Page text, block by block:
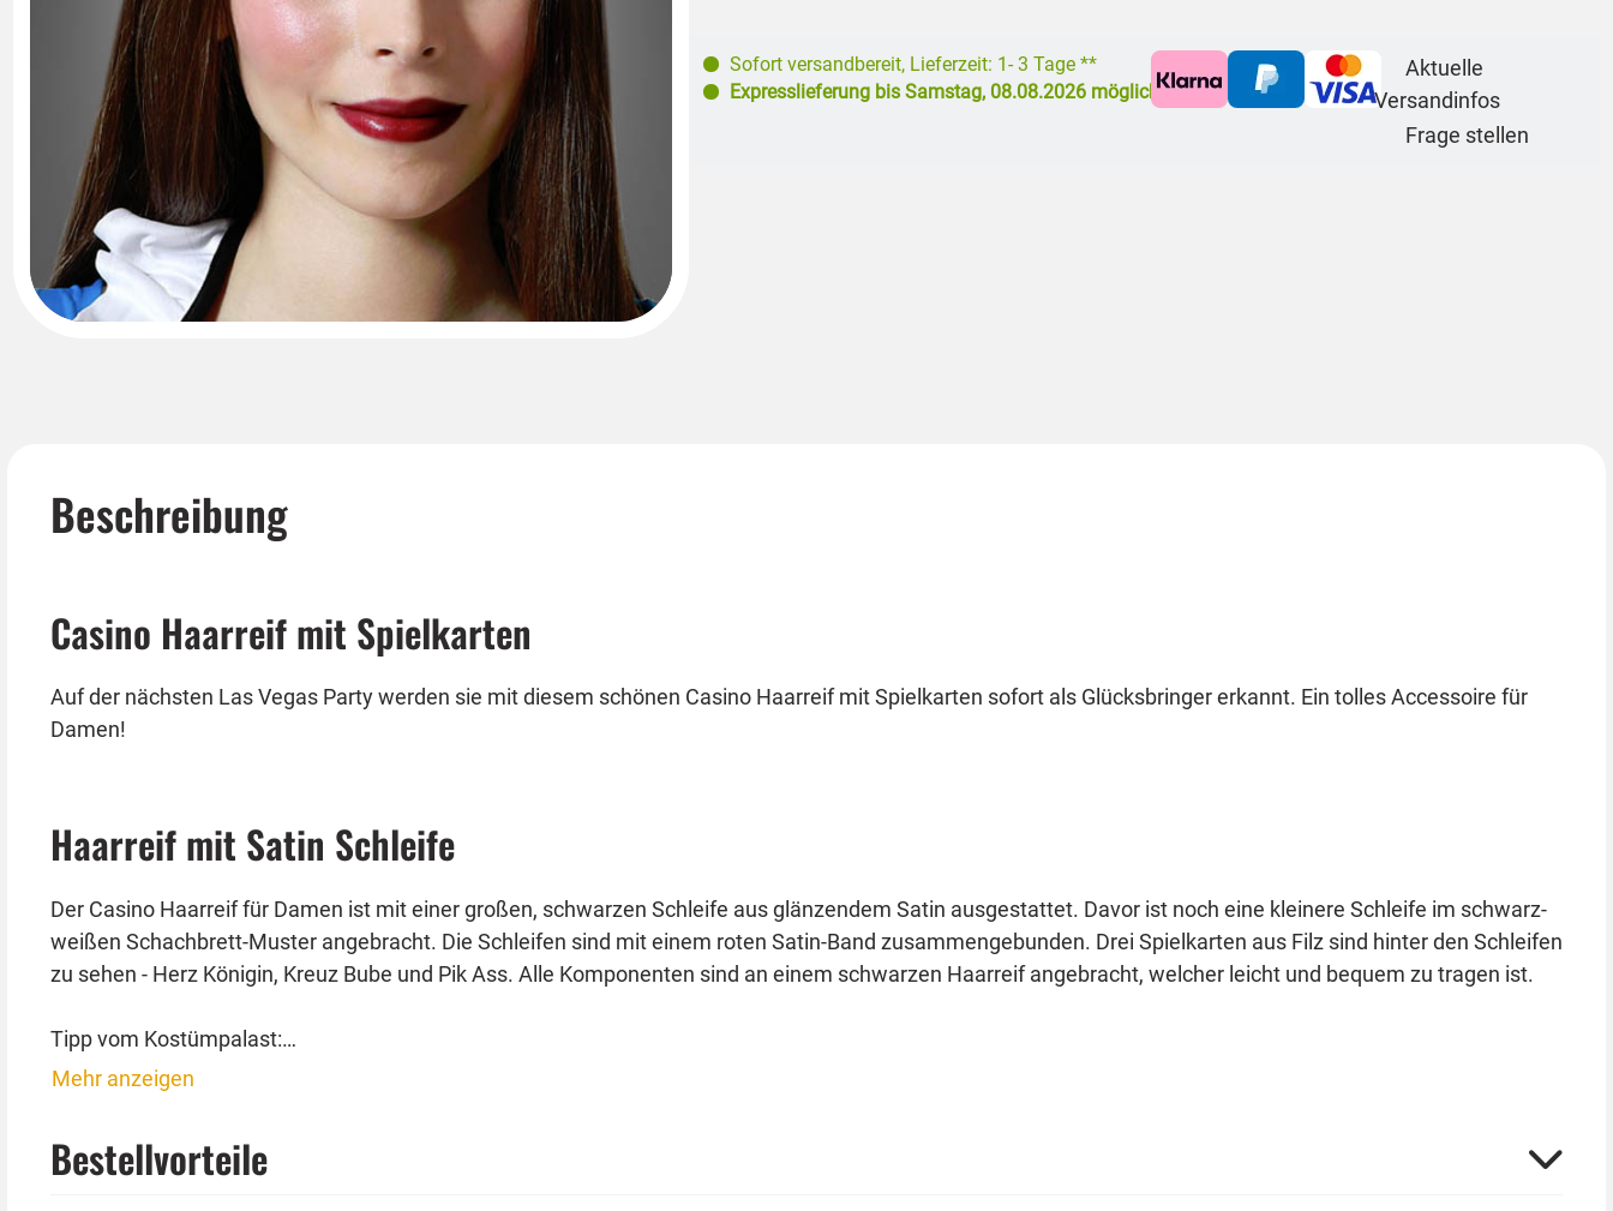
Sofort versandbereit, Lieferzeit: 1- 3 Tage **
Expresslieferung bis Samstag, 08.08.2026 möglich
Aktuelle
Versandinfos
Frage stellen
Beschreibung
Casino Haarreif mit Spielkarten
Auf der nächsten Las Vegas Party werden sie mit diesem schönen Casino Haarreif mit Spielkarten sofort als Glücksbringer erkannt. Ein tolles Accessoire für
Damen!
Haarreif mit Satin Schleife
Der Casino Haarreif für Damen ist mit einer großen, schwarzen Schleife aus glänzendem Satin ausgestattet. Davor ist noch eine kleinere Schleife im schwarz-
weißen Schachbrett-Muster angebracht. Die Schleifen sind mit einem roten Satin-Band zusammengebunden. Drei Spielkarten aus Filz sind hinter den Schleifen
zu sehen - Herz Königin, Kreuz Bube und Pik Ass. Alle Komponenten sind an einem schwarzen Haarreif angebracht, welcher leicht und bequem zu tragen ist.
Tipp vom Kostümpalast:
Dieser Haarreif passt auch gut zu einem blauen Alice im Wunderland Kleid. Ein wunderbares und ausgefallenes Accessoire, das Sie mit vielen Kostümen
Mehr anzeigen
Bestellvorteile